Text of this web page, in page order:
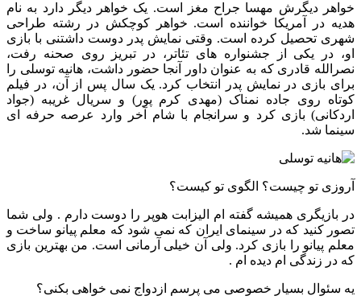
خواهر دیگرش مهسا جراح مغز است. یک خواهر دیگر دارد به نام
هدیه در آمریکا خواننده است. خواهر کوچکش در رشته طراحی
شهری تحصیل کرده است. وقتی نمایش پدر دوست داشتنی با بازی
او، در یکی از جشنواره های تئاتر، در تبریز روی صحنه رفت،
نصرالله قادری که به عنوان داور آنجا حضور داشت، هانیه توسلی را
برای بازی در نمایش پدر انتخاب کرد. یک سال پس از آن، در فیلم
کوتاه روی جاده نمناک (مهدی کرم پور) و سریال غریبه (جواد
اردکانی) بازی کرد و سرانجام با شام آخر وارد عرصه حرفه ای
سینما شد.
آروزی تو چیست؟ الگوی تو کیست؟
در بازیگری همیشه گفته ام الیزابت هوپر را دوست دارم . ولی شما
تصور کنید که در سینمای ایران که نمی شود که معلم پیانو ساخت و
معلم پیانو را بازی کرد. ولی آن خیلی آرمانی است. من بهترین بازی
که در زندگی ام دیده ام .
یه سئوال بسیار خصوصی می پرسم ازدواج نمی خواهی بکنی؟